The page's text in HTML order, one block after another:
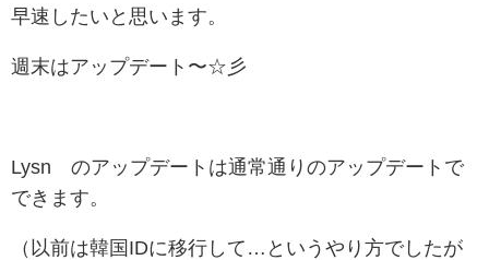
早速したいと思います。
週末はアップデート〜☆彡
Lysn のアップデートは通常通りのアップデートで
できます。
（以前は韓国IDに移行して…というやり方でしたが